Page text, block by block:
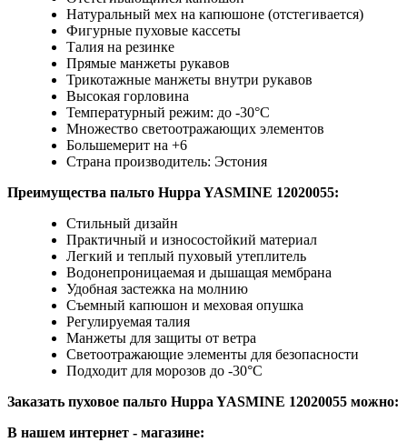
Натуральный мех на капюшоне (отстегивается)
Фигурные пуховые кассеты
Талия на резинке
Прямые манжеты рукавов
Трикотажные манжеты внутри рукавов
Высокая горловина
Температурный режим: до -30°C
Множество светоотражающих элементов
Большемерит на +6
Страна производитель: Эстония
Преимущества пальто Huppa YASMINE 12020055:
Стильный дизайн
Практичный и износостойкий материал
Легкий и теплый пуховый утеплитель
Водонепроницаемая и дышащая мембрана
Удобная застежка на молнию
Съемный капюшон и меховая опушка
Регулируемая талия
Манжеты для защиты от ветра
Светоотражающие элементы для безопасности
Подходит для морозов до -30°C
Заказать пуховое пальто Huppa YASMINE 12020055 можно:
В нашем интернет - магазине: